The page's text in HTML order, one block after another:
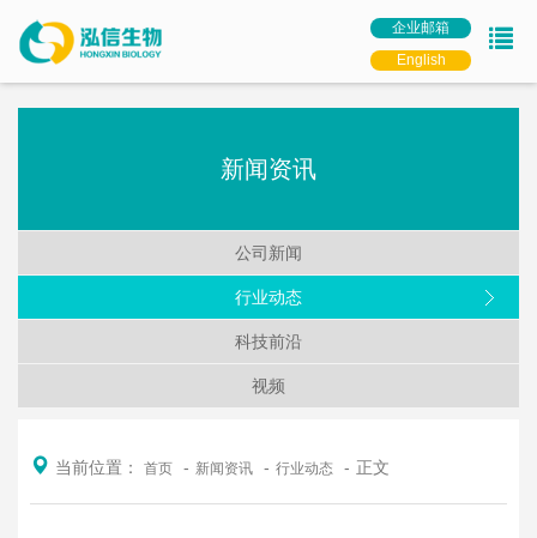
企业邮箱
English
新闻资讯
公司新闻
行业动态
科技前沿
视频
当前位置： 首页 新闻资讯 行业动态 正文